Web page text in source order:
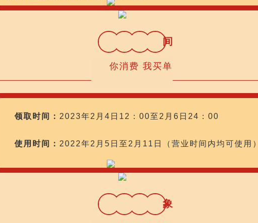
间
你消费 我买单
领取时间： 2023年2月4日12：00至2月6日24：00
使用时间： 2022年2月5日至2月11日（营业时间内均可使用）
象